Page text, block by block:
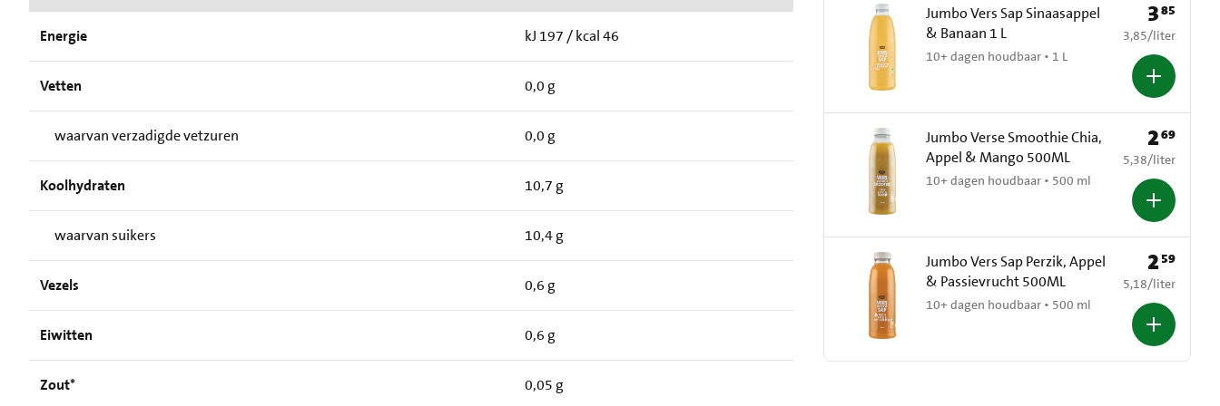
Energie kJ 197 / kcal 46
Vetten 0,0 g
waarvan verzadigde vetzuren 0,0 g
Koolhydraten 10,7 g
waarvan suikers 10,4 g
Vezels 0,6 g
Eiwitten 0,6 g
Zout* 0,05 g
Jumbo Vers Sap Sinaasappel
& Banaan 1 L
10+ dagen houdbaar • 1 L
Prijs: € 3,85
385
€ 3,85 per liter
3,85/liter
Jumbo Verse Smoothie Chia,
Appel & Mango 500ML
10+ dagen houdbaar • 500 ml
Prijs: € 2,69
269
€ 5,38 per liter
5,38/liter
Jumbo Vers Sap Perzik, Appel
& Passievrucht 500ML
10+ dagen houdbaar • 500 ml
Prijs: € 2,59
259
€ 5,18 per liter
5,18/liter